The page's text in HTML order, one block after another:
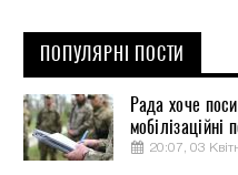
ПОПУЛЯРНІ ПОСТИ
Рада хоче
мобілізаційні
20:07, 03